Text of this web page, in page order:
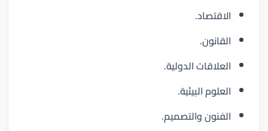
الاقتصاد.
القانون.
العلاقات الدولية.
العلوم البيئية.
الفنون والتصميم.